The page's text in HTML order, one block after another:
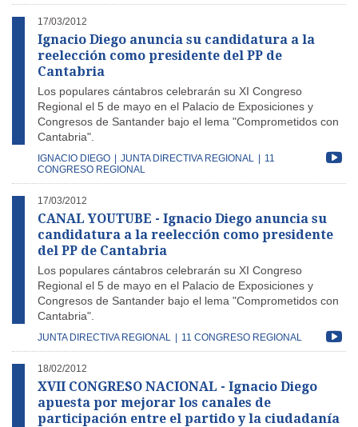
17/03/2012
Ignacio Diego anuncia su candidatura a la
reelección como presidente del PP de
Cantabria
Los populares cántabros celebrarán su XI Congreso
Regional el 5 de mayo en el Palacio de Exposiciones y
Congresos de Santander bajo el lema "Comprometidos con
Cantabria".
IGNACIO DIEGO JUNTA DIRECTIVA REGIONAL
11
CONGRESO REGIONAL
17/03/2012
CANAL YOUTUBE - Ignacio Diego anuncia su
candidatura a la reelección como presidente
del PP de Cantabria
Los populares cántabros celebrarán su XI Congreso
Regional el 5 de mayo en el Palacio de Exposiciones y
Congresos de Santander bajo el lema "Comprometidos con
Cantabria".
JUNTA DIRECTIVA REGIONAL 11 CONGRESO REGIONAL
18/02/2012
XVII CONGRESO NACIONAL - Ignacio Diego
apuesta por mejorar los canales de
participación entre el partido y la ciudadanía